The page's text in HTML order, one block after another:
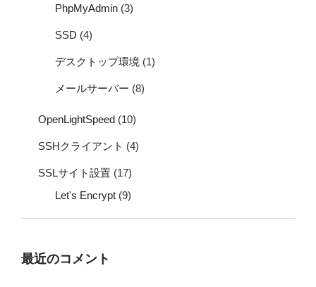
PhpMyAdmin (3)
SSD (4)
デスクトップ環境 (1)
メールサーバー (8)
OpenLightSpeed (10)
SSHクライアント (4)
SSLサイト設置 (17)
Let's Encrypt (9)
最近のコメント